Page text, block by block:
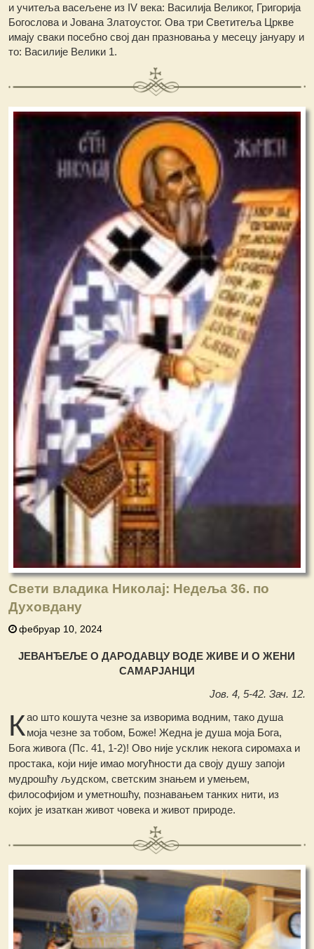
и учитеља васељене из IV века: Василија Великог, Григорија
Богослова и Јована Златоустог. Ова три Светитеља Цркве
имају сваки посебно свој дан празновања у месецу јануару и
то: Василије Велики 1.
Свети владика Николај: Недеља 36. по
Духовдану
фебруар 10, 2024
ЈЕВАНЂЕЉЕ О ДАРОДАВЦУ ВОДЕ ЖИВЕ И О ЖЕНИ
САМАРЈАНЦИ
Јов. 4, 5-42. Зач. 12.
Као што кошута чезне за изворима водним, тако душа
моја чезне за тобом, Боже! Жедна је душа моја Бога,
Бога живога (Пс. 41, 1-2)! Ово није усклик некога сиромаха и
простака, који није имао могућности да своју душу запоји
мудрошћу људском, светским знањем и умењем,
философијом и уметношћу, познавањем танких нити, из
којих је изаткан живот човека и живот природе.